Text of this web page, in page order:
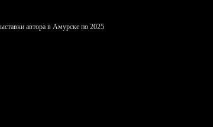
автора в Амурске по 2025